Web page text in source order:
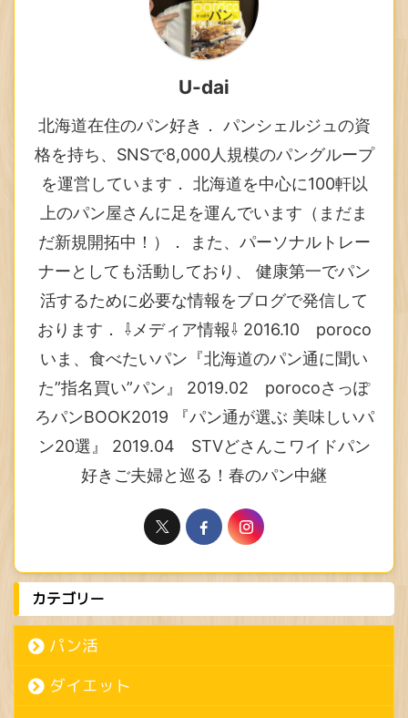
U-dai
北海道在住のパン好き． パンシェルジュの資
格を持ち、SNSで8,000人規模のパングループ
を運営しています． 北海道を中心に100軒以
上のパン屋さんに足を運んでいます（まだま
だ新規開拓中！）． また、パーソナルトレー
ナーとしても活動しており、 健康第一でパン
活するために必要な情報をブログで発信して
おります． ⇩メディア情報⇩ 2016.10 poroco
いま、食べたいパン『北海道のパン通に聞い
た”指名買い”パン』 2019.02 porocoさっぽ
ろパンBOOK2019 『パン通が選ぶ 美味しいパ
ン20選』 2019.04 STVどさんこワイドパン
好きご夫婦と巡る！春のパン中継
カテゴリー
パン活
ダイエット